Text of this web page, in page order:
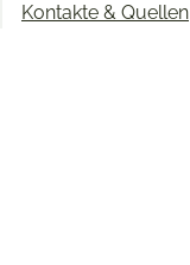
Kontakte & Quellen